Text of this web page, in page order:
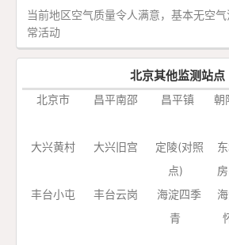
当前地区空气质量令人满意，基本无空
常活动
北京其他监测站点
北京市 昌平南邵 昌平镇
朝
大兴黄村
大兴旧宫
定陵(对照
点)
丰台小屯
丰台云岗
海淀四季
青